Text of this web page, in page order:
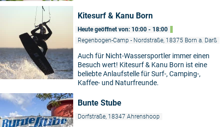
Kitesurf & Kanu Born
Heute geöffnet von: 10:00 - 18:00
Regenbogen-Camp - Nordstraße, 18375 Born a. Darß
Auch für Nicht-Wassersportler immer einen
Besuch wert! Kitesurf & Kanu Born ist eine
beliebte Anlaufstelle für Surf-, Camping-,
Kaffee- und Naturfreunde.
Bunte Stube
Dorfstraße, 18347 Ahrenshoop